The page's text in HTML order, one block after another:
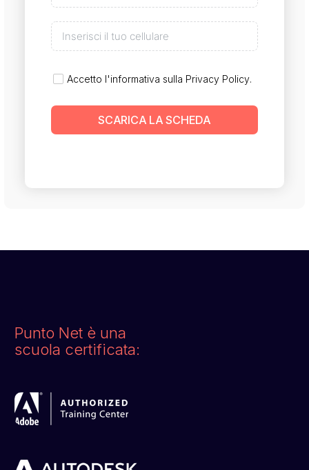
Accetto l'informativa sulla Privacy Policy.
SCARICA LA SCHEDA
Punto Net è una
scuola certificata: